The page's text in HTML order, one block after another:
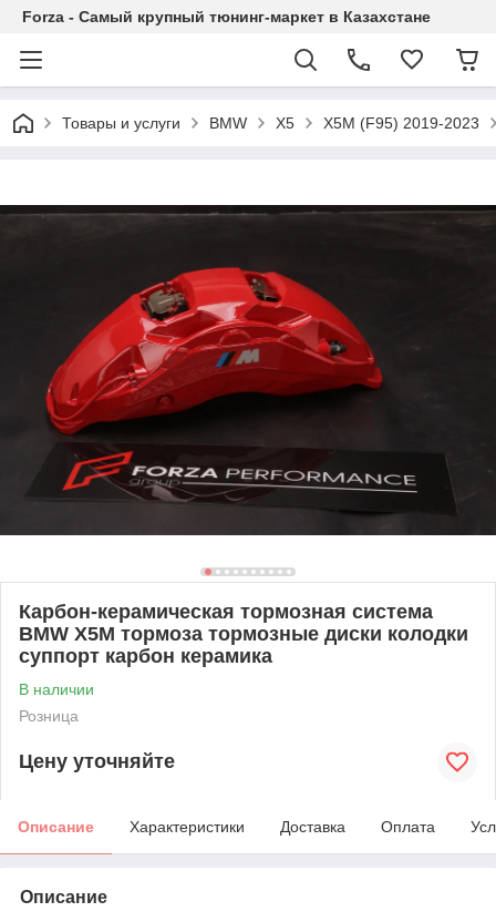
Forza - Самый крупный тюнинг-маркет в Казахстане
Товары и услуги BMW X5 X5M (F95) 2019-2023
Карбон-керамическая тормозная система
BMW X5M тормоза тормозные диски колодки
суппорт карбон керамика
В наличии
Розница
Цену уточняйте
Описание Характеристики Доставка Оплата
Описание